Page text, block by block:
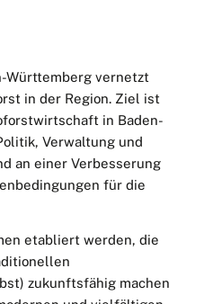
Württemberg vernetzt
in der Region. Ziel ist
in Baden-
Verwaltung und
an einer Verbesserung
für die
etabliert werden, die
zukunftsfähig machen